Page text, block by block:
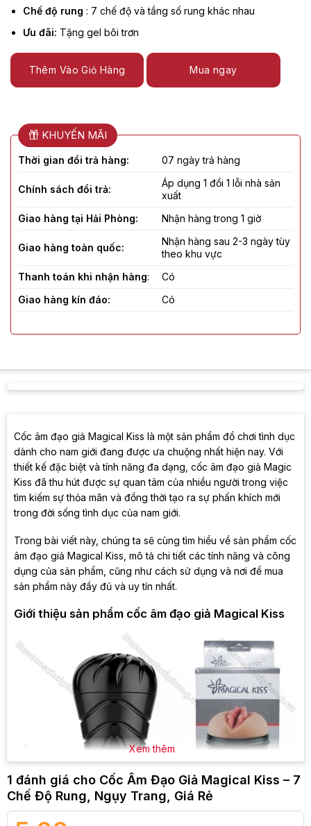
Chế độ rung : 7 chế độ và tầng số rung khác nhau
Ưu đãi: Tặng gel bôi trơn
Thêm Vào Giỏ Hàng Mua ngay
KHUYẾN MÃI
Thời gian đổi trả hàng: 07 ngày trả hàng
Chính sách đổi trả:
Áp dụng 1 đổi 1 lỗi nhà sản
xuất
Giao hàng tại Hải Phòng:
Nhận hàng trong 1 giờ
Giao hàng toàn quốc:
Nhận hàng sau 2-3 ngày tùy
theo khu vực
Thanh toán khi nhận hàng:
Có
Giao hàng kín đáo:
Có
Cốc âm đạo giả Magical Kiss là một sản phẩm đồ chơi tình dục
dành cho nam giới đang được ưa chuộng nhất hiện nay. Với
thiết kế đặc biệt và tính năng đa dạng, cốc âm đạo giả Magic
Kiss đã thu hút được sự quan tâm của nhiều người trong việc
tìm kiếm sự thỏa mãn và đồng thời tạo ra sự phấn khích mới
trong đời sống tình dục của nam giới.
Trong bài viết này, chúng ta sẽ cùng tìm hiểu về sản phẩm cốc
âm đạo giả Magical Kiss, mô tả chi tiết các tính năng và công
dụng của sản phẩm, cũng như cách sử dụng và nơi để mua
sản phẩm này đầy đủ và uy tín nhất.
Giới thiệu sản phẩm cốc âm đạo giả Magical Kiss
Xem thêm
1 đánh giá cho Cốc Âm Đạo Giả Magical Kiss – 7
Chế Độ Rung, Ngụy Trang, Giá Rẻ